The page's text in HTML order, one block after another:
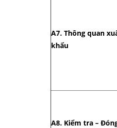
A7. Thông quan
khẩu
A8. Kiểm tra –